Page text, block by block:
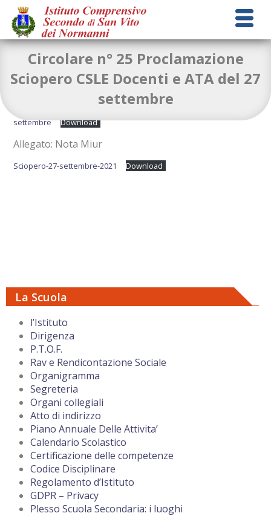
La Scuola
l’Istituto
Dirigenza
P.T.O.F.
Rav e Rendicontazione Sociale
Organigramma
Segreteria
Organi collegiali
Atto di indirizzo
Piano Annuale Delle Attivita’
Calendario Scolastico
Certificazione delle competenze
Codice Disciplinare
Regolamento d’Istituto
GDPR – Privacy
Plesso Scuola Secondaria: i luoghi
Circolare n° 25 Proclamazione
Sciopero CSLE Docenti e ATA del 27
settembre
settembre
Download
Allegato: Nota Miur
Sciopero-27-settembre-2021 Download